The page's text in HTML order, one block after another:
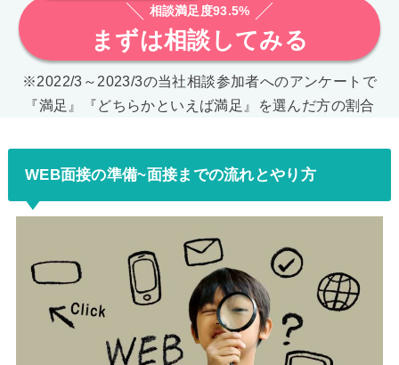
相談満足度93.5%
まずは相談してみる
※2022/3～2023/3の当社相談参加者へのアンケートで
『満足』『どちらかといえば満足』を選んだ方の割合
WEB面接の準備~面接までの流れとやり方